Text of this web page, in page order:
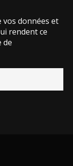
données et
rendent ce
de